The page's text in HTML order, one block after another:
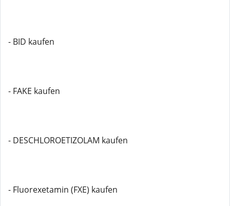
- BID kaufen
- FAKE kaufen
- DESCHLOROETIZOLAM kaufen
- Fluorexetamin (FXE) kaufen